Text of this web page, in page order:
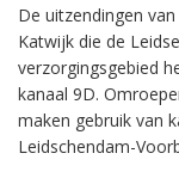
De uitzendingen
Katwijk die de
verzorgingsgebied
kanaal 9D.
maken gebruik van
Leidschendam-